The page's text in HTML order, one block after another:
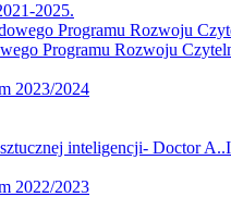
2025.
Programu Rozwoju
Programu Rozwoju
2023/2024
inteligencji- Doctor
2022/2023